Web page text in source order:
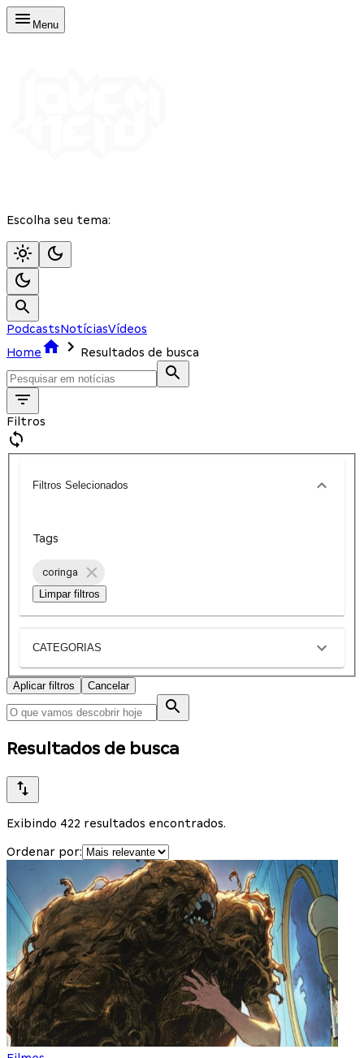
Menu
Escolha seu tema:
PodcastsNotíciasVídeos
Home
Resultados de busca
Filtros
Filtros Selecionados
Tags
coringa
Limpar filtros
CATEGORIAS
Aplicar filtros Cancelar
Resultados de busca
Exibindo 422 resultados encontrados.
Ordenar por: